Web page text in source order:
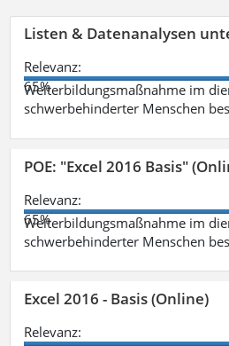
Listen & Datenanalysen
Relevanz:
65%
Weiterbildungsmaßnahme im
schwerbehinderter Menschen
POE: "Excel 2016 Basis"
Relevanz:
65%
Weiterbildungsmaßnahme im
schwerbehinderter Menschen
Excel 2016 - Basis (Online)
Relevanz: